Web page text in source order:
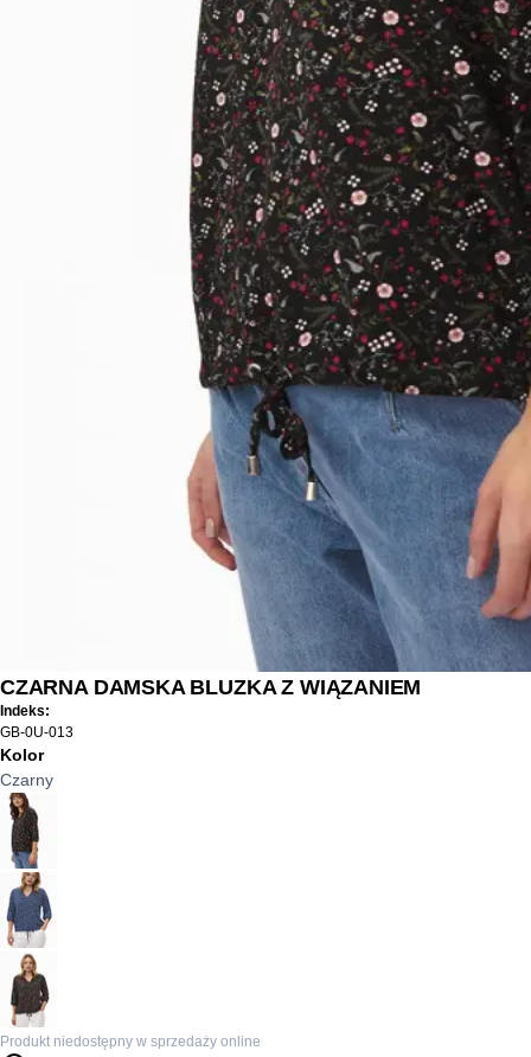
CZARNA DAMSKA BLUZKA Z WIĄZANIEM
Indeks:
GB-0U-013
Kolor
Czarny
Produkt niedostępny w sprzedaży online